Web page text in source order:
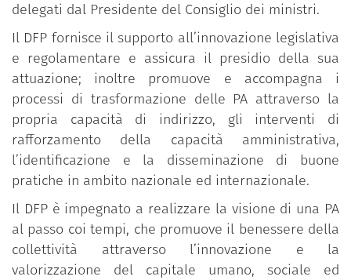
delegati dal Presidente del Consiglio dei ministri.
Il DFP fornisce il supporto all’innovazione legislativa
e regolamentare e assicura il presidio della sua
attuazione; inoltre promuove e accompagna i
processi di trasformazione delle PA attraverso la
propria capacità di indirizzo, gli interventi di
rafforzamento della capacità amministrativa,
l’identificazione e la disseminazione di buone
pratiche in ambito nazionale ed internazionale.
Il DFP è impegnato a realizzare la visione di una PA
al passo coi tempi, che promuove il benessere della
collettività attraverso l’innovazione e la
valorizzazione del capitale umano, sociale ed